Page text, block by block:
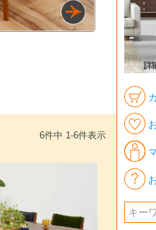
6件中 1-6件表示